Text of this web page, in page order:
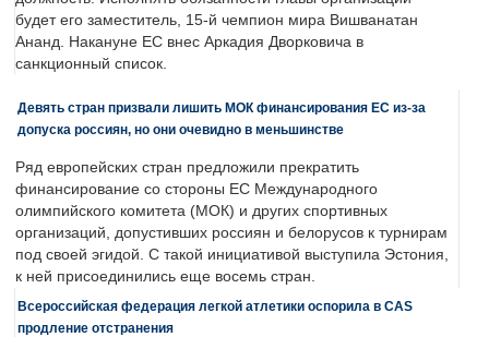
будет его заместитель, 15-й чемпион мира Вишванатан
Ананд. Накануне ЕС внес Аркадия Дворковича в
санкционный список.
Девять стран призвали лишить МОК финансирования ЕС из-за
допуска россиян, но они очевидно в меньшинстве
Ряд европейских стран предложили прекратить
финансирование со стороны ЕС Международного
олимпийского комитета (МОК) и других спортивных
организаций, допустивших россиян и белорусов к турнирам
под своей эгидой. С такой инициативой выступила Эстония,
к ней присоединились еще восемь стран.
Всероссийская федерация легкой атлетики оспорила в CAS
продление отстранения